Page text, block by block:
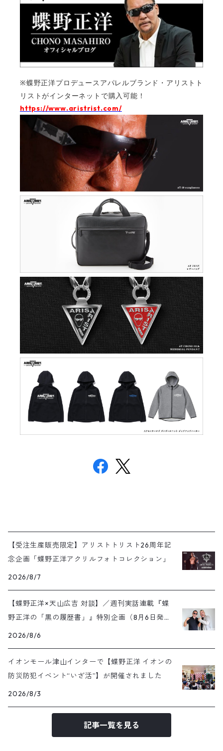
※蝶野正洋プロデュースアパレルブランド・アリストト
リストがインターネットで購入可能！‬
https://www.aristrist.com/
【受注生産販売限定】アリストトリスト26周年記
念企画「蝶野正洋アクリルフォトコレクション」
2026/8/7
【蝶野正洋×天山広吉 対談】／週刊実話連載『蝶
野正洋の「黒の履歴書」』特別企画（8月6日発売
号）
2026/8/6
イオンモール津山インターで【蝶野正洋 イオンの
防災防犯イベント“いざ活”】が開催されました
2026/8/3
記事一覧を見る